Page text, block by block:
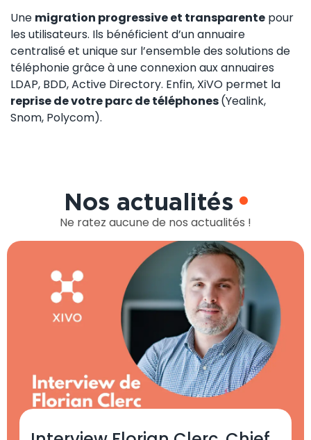
Une migration progressive et transparente pour
les utilisateurs. Ils bénéficient d’un annuaire
centralisé et unique sur l’ensemble des solutions de
téléphonie grâce à une connexion aux annuaires
LDAP, BDD, Active Directory. Enfin, XiVO permet la
reprise de votre parc de téléphones(Yealink,
Snom, Polycom).
Nos actualités
Ne ratez aucune de nos actualités !